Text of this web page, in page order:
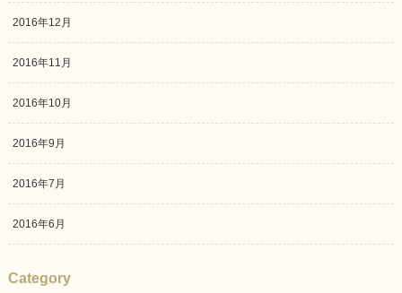
2016年12月
2016年11月
2016年10月
2016年9月
2016年7月
2016年6月
Category